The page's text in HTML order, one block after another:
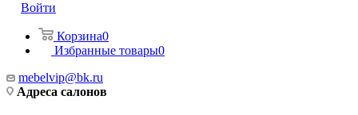
Войти
Корзина0
Избранные товары0
mebelvip@bk.ru
Адреса салонов